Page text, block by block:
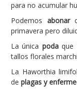
para no acumular
Podemos abonar
primavera pero
La única podaque
tallos florales
La Haworthia
de plagas y